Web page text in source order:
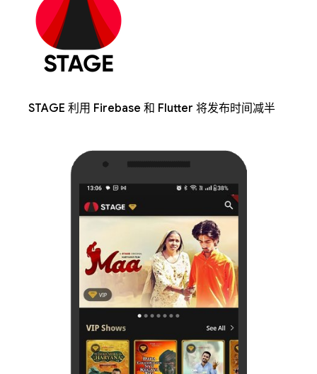
STAGE 利用 Firebase 和 Flutter 将发布时间减半